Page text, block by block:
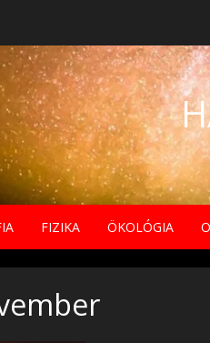
FIZIKA ÖKOLÓGIA